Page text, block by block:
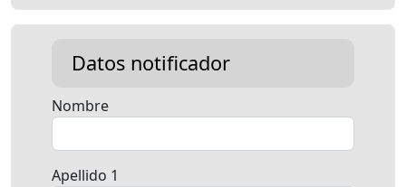
Datos notificador
Nombre
Apellido 1